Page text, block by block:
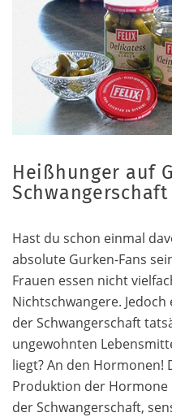
Heißhunger auf
Hast du schon einmal
absolute Gurken-Fans
Frauen essen nicht
Nichtschwangere.
der Schwangerschaft
ungewohnten
liegt? An den Hormonen!
Produktion der
der Schwangerschaft,